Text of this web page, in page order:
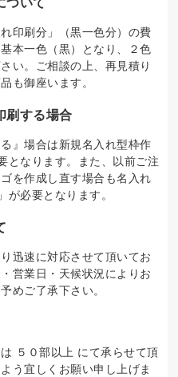
ついて
印刷分」（黒一色分）の費
本一色（黒）となり、２色
い。ご相談の上、再見積り
も御座います。
刷する場合
』場合は新規名入れ型枠作
となります。また、以前ご注
を作成し直す場合も名入れ
必要となります。
迅速に対応させて頂いてお
営業日・天候状況によりお
めご了承下さい。
５０部以上 にて承らせて頂
う宜しくお願い申し上げま